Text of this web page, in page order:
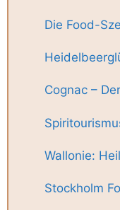
Die Food-
Cognac –
Wallonie:
Stockholm